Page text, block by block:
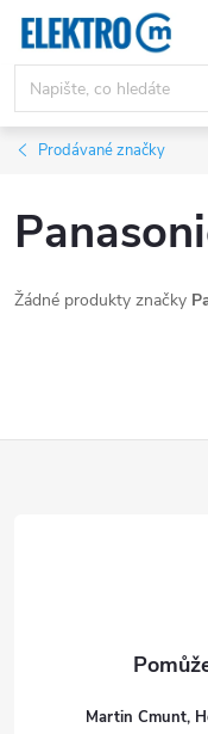
Přejít
obsah
Prodávané značky
Žádné produkty značky
Martin Cmunt,